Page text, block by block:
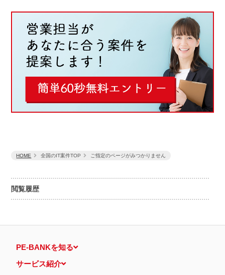
閲覧履歴
HOME 全国のIT案件TOP ご指定のページがみつかりません
PE-BANKを知る
サービス紹介